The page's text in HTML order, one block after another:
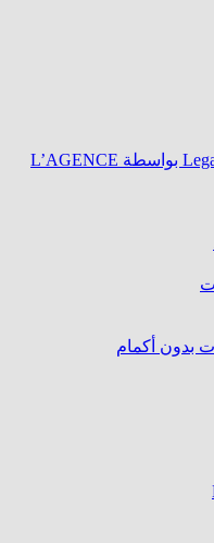
بدون أكمام